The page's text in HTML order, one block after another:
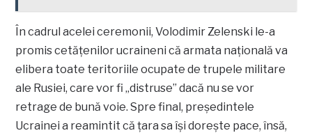
În cadrul acelei ceremonii, Volodimir Zelenski le-a
promis cetățenilor ucraineni că armata națională va
elibera toate teritoriile ocupate de trupele militare
ale Rusiei, care vor fi „distruse” dacă nu se vor
retrage de bună voie. Spre final, președintele
Ucrainei a reamintit că țara sa își dorește pace, însă,